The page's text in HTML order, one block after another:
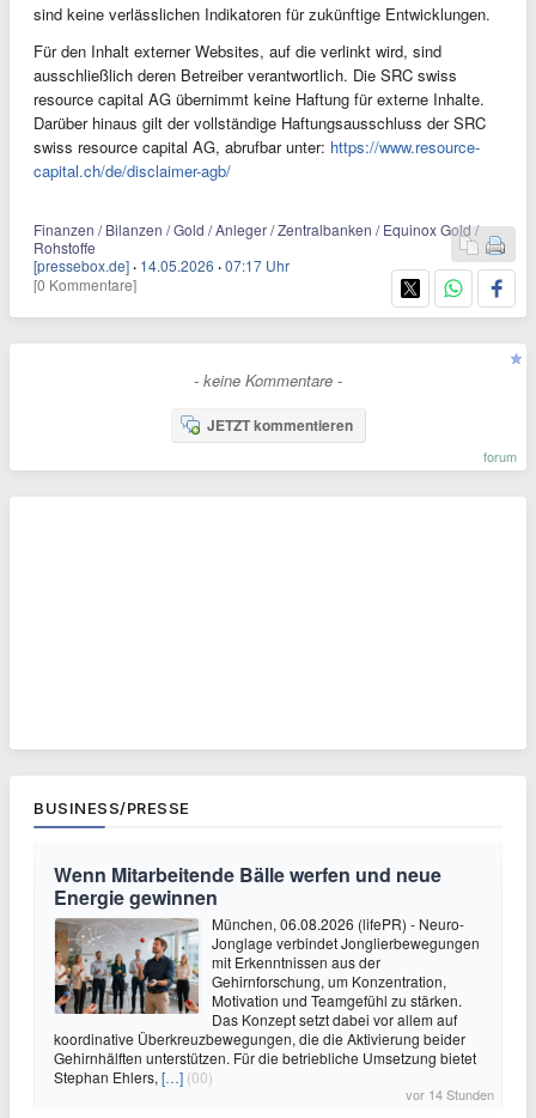
sind keine verlässlichen Indikatoren für zukünftige Entwicklungen.
Für den Inhalt externer Websites, auf die verlinkt wird, sind
ausschließlich deren Betreiber verantwortlich. Die SRC swiss
resource capital AG übernimmt keine Haftung für externe Inhalte.
Darüber hinaus gilt der vollständige Haftungsausschluss der SRC
swiss resource capital AG, abrufbar unter: https://www.resource-
capital.ch/de/disclaimer-agb/
Finanzen / Bilanzen / Gold / Anleger / Zentralbanken / Equinox Gold /
Rohstoffe
[pressebox.de] · 14.05.2026 ·07:17 Uhr
[0 Kommentare]
- keine Kommentare -
JETZT kommentieren
forum
BUSINESS/PRESSE
Wenn Mitarbeitende Bälle werfen und neue
Energie gewinnen
München, 06.08.2026 (lifePR) - Neuro-
Jonglage verbindet Jonglierbewegungen
mit Erkenntnissen aus der
Gehirnforschung, um Konzentration,
Motivation und Teamgefühl zu stärken.
Das Konzept setzt dabei vor allem auf
koordinative Überkreuzbewegungen, die die Aktivierung beider
Gehirnhälften unterstützen. Für die betriebliche Umsetzung bietet
Stephan Ehlers, […] (00)
vor 14 Stunden